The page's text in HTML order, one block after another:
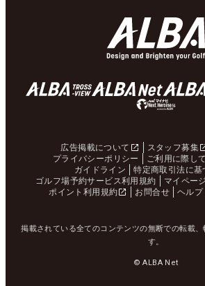
広告掲載について スタッフ募集
プライバシーポリシー
ご利用に際して
ガイドライン
特定商取引法に基
ゴルフ場予約サービス利用規約
マイペー
ポイント利用規約
お問合せ ヘルプ
掲載されている全てのコンテンツの無断での転載
す。
© ALBA Net